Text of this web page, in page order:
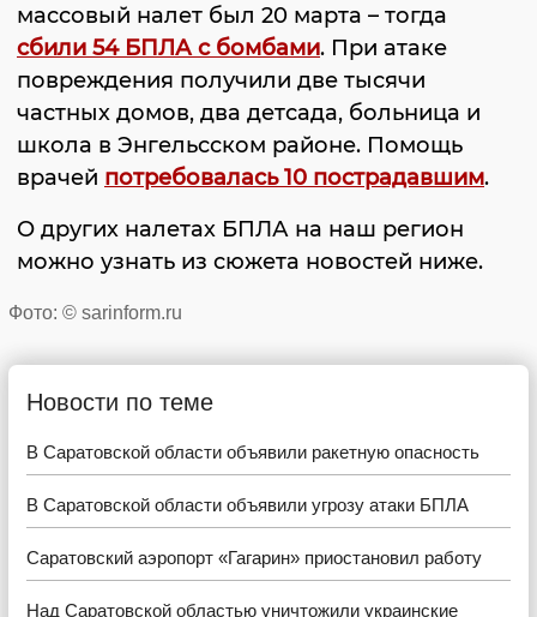
массовый налет был 20 марта – тогда
сбили 54 БПЛА с бомбами. При атаке
повреждения получили две тысячи
частных домов, два детсада, больница и
школа в Энгельсском районе. Помощь
врачей потребовалась 10 пострадавшим.
О других налетах БПЛА на наш регион
можно узнать из сюжета новостей ниже.
Фото: © sarinform.ru
Новости по теме
В Саратовской области объявили ракетную опасность
В Саратовской области объявили угрозу атаки БПЛА
Саратовский аэропорт «Гагарин» приостановил работу
Над Саратовской областью уничтожили украинские